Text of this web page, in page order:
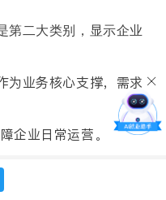
第二大类别，显示企业
为业务核心支撑，需求
企业日常运营。
主